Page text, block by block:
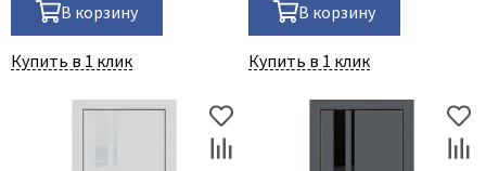
В корзину
Купить в 1 клик
В корзину
Купить в 1 клик